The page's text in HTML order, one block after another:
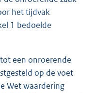
het tijdvak
1 bedoelde
een onroerende
op de voet
Wet waardering